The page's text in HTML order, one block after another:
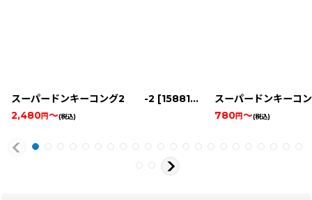
スーパードンキーコング2 -2 [15881-donkey-kong-co-snesbox
2,480円～(税込)
スーパードンキーコ
780円～(税込)